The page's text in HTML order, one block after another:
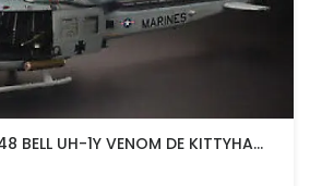
MODELO ESCALA 1/48 BELL UH-1Y VENOM DE KITTYHAWK